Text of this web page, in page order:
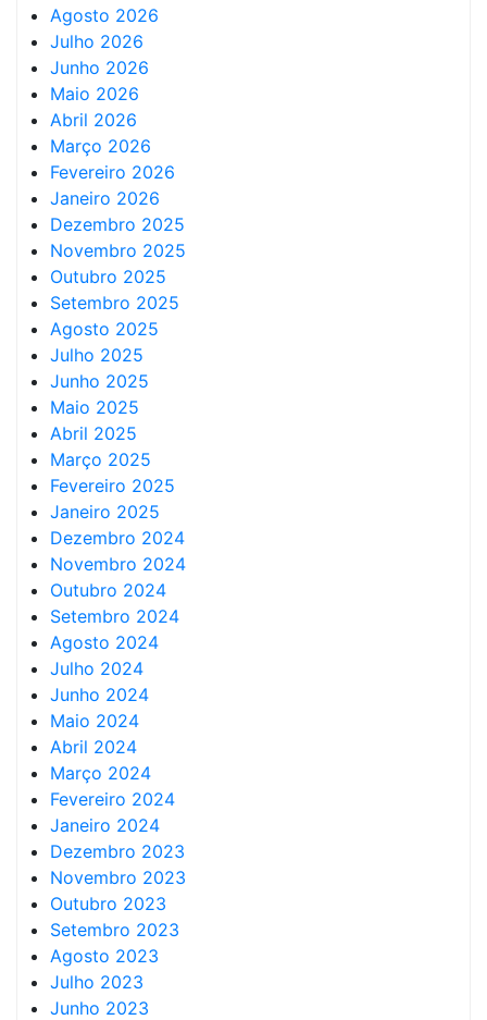
Agosto 2026
Julho 2026
Junho 2026
Maio 2026
Abril 2026
Março 2026
Fevereiro 2026
Janeiro 2026
Dezembro 2025
Novembro 2025
Outubro 2025
Setembro 2025
Agosto 2025
Julho 2025
Junho 2025
Maio 2025
Abril 2025
Março 2025
Fevereiro 2025
Janeiro 2025
Dezembro 2024
Novembro 2024
Outubro 2024
Setembro 2024
Agosto 2024
Julho 2024
Junho 2024
Maio 2024
Abril 2024
Março 2024
Fevereiro 2024
Janeiro 2024
Dezembro 2023
Novembro 2023
Outubro 2023
Setembro 2023
Agosto 2023
Julho 2023
Junho 2023